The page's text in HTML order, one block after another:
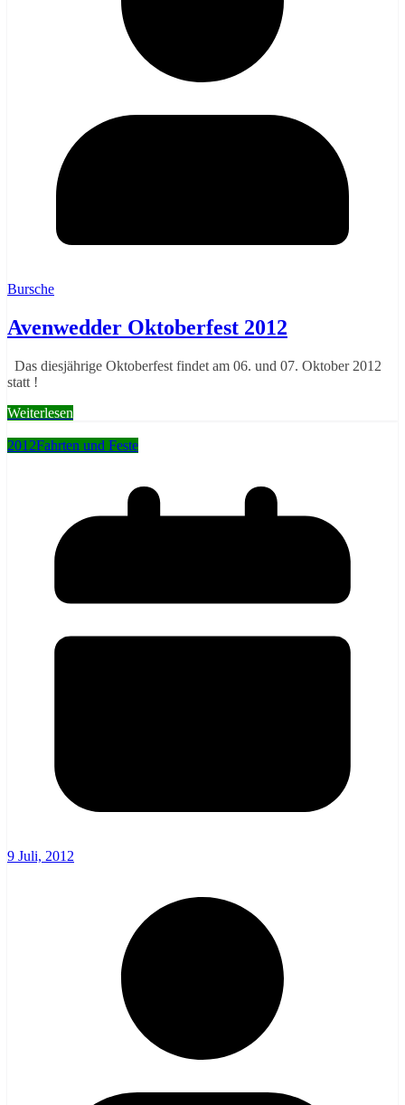
Bursche
Avenwedder Oktoberfest 2012
Das diesjährige Oktoberfest findet am 06. und 07. Oktober 2012
statt !
Weiterlesen
2012Fahrten und Feste
9 Juli, 2012